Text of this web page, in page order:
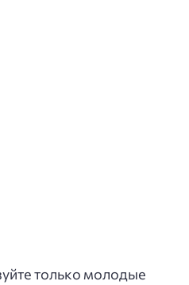
только молодые